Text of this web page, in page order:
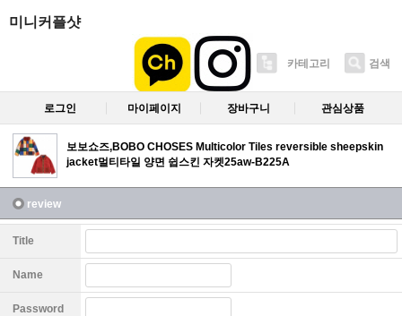
미니커플샷
카테고리 검색
로그인 마이페이지 장바구니 관심상품
보보쇼즈,BOBO CHOSES Multicolor Tiles reversible sheepskin
jacket멀티타일 양면 쉽스킨 자켓25aw-B225A
review
Title
Name
Password